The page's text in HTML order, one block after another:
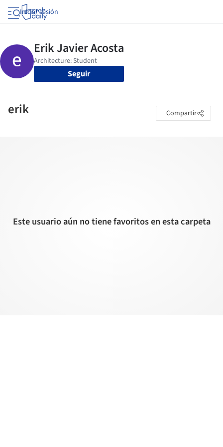
Iniciar sesión
Seguir
erik Compartir
Este usuario aún no tiene favoritos en esta carpeta